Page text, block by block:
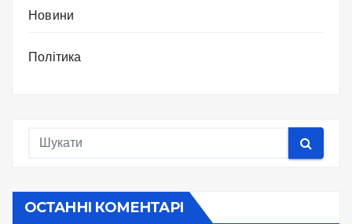
Новини
Політика
ОСТАННІ КОМЕНТАРІ